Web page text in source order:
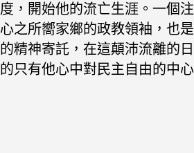
度，開始他的流亡生涯。一個
心之所嚮家鄉的政教領袖，也
的精神寄託，在這顛沛流離的
的只有他心中對民主自由的中